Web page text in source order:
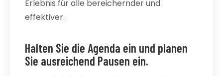
Erlebnis für alle bereichernder und
effektiver.
Halten Sie die Agenda ein und planen
Sie ausreichend Pausen ein.